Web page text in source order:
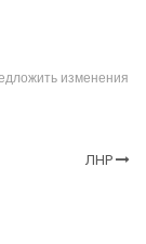
изменения
ЛНР